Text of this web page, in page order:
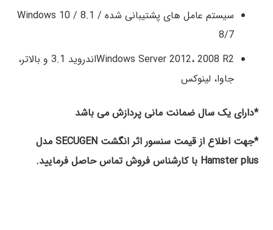
سیستم عامل های پشتیبانی شده Windows 10 / 8.1 /
8/7
Windows Server 2012، 2008 R2اندروید 3.1 و بالاتر،
جاوا، لینوکس
*دارای یک سال ضمانت مانی پردازش می باشد
*جهت اطلاع از قیمت سنسور اثر انگشت SECUGEN مدل
Hamster plus با کارشناس فروش تماس حاصل فرمایید.